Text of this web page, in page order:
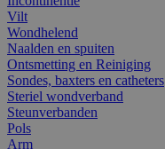
Vilt
Wondhelend
Naalden en spuiten
Ontsmetting en Reiniging
Sondes, baxters en catheters
Steriel wondverband
Steunverbanden
Pols
Arm